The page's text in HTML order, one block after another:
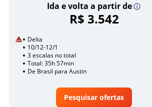
Ida e volta a partir de
R$ 3.542
Delta
10/12-12/1
3 escalas no total
Total: 35h 57min
De Brasil para Austin
Pesquisar ofertas